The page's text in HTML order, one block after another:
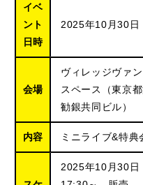
イベ
ント
日時
2025年10月30日
会場
ヴィレッジヴァ
スペース（東京
勧銀共同ビル）
内容 ミニライブ&特典
2025年10月30日